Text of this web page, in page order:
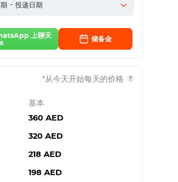
- 投递日期
上聊天
储备金
*从今天开始每天的价格
基本
360 AED
320 AED
218 AED
198 AED